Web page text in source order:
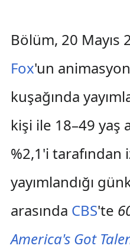
Bölüm, 20 Mayıs
Fox'un
kuşağında
kişi ile 18–49 yaş
%2,1'i tarafından
yayımlandığı
arasında CBS'te
America's Got